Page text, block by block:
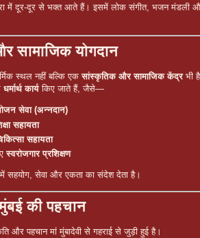
में दूर-दूर से भक्त आते हैं। इसमें लोक संगीत, भजन मंडली
सामाजिक योगदान
स्थल नहीं बल्कि एकसांस्कृतिक और सामाजिक केंद्रभी
धर्मार्थ कार्य किए जाते हैं, जैसे—
सेवा (अन्नदान)
सहायता
सहायता
स्वरोजगार प्रशिक्षण
सहयोग, सेवा और एकता का संदेश देता है।
की पहचान
और पहचान मां मुंबादेवी से गहराई से जुड़ी हुई है।